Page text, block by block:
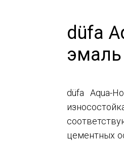
düfa
эмаль
düfa Aqua-
цементных